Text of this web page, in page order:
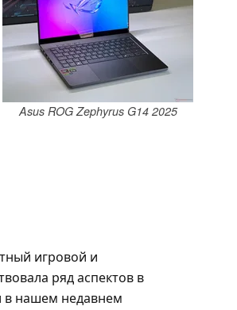
Asus ROG Zephyrus G14 2025
игровой и
ряд аспектов в
в нашем недавнем